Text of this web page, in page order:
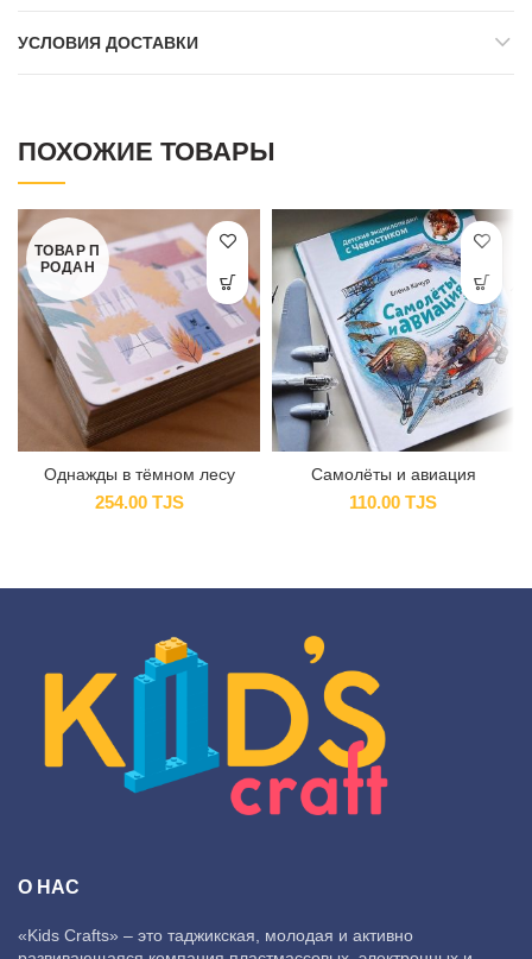
УСЛОВИЯ ДОСТАВКИ
ПОХОЖИЕ ТОВАРЫ
ТОВАР П
РОДАН
Однажды в тёмном лесу
254.00 TJS
Самолёты и авиация
110.00 TJS
О НАС
«Kids Crafts» – это таджикская, молодая и активно